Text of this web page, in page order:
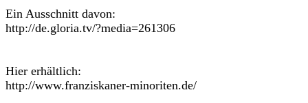
Ein Ausschnitt davon:
http://de.gloria.tv/?media=261306
Hier erhältlich:
http://www.franziskaner-minoriten.de/